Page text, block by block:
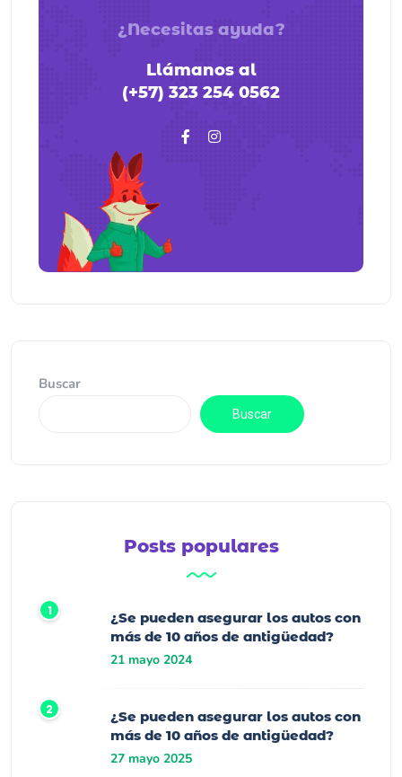
¿Necesitas ayuda?
Llámanos al
(+57) 323 254 0562
Buscar
Buscar
Posts populares
¿Se pueden asegurar los autos con
más de 10 años de antigüedad?
21 mayo 2024
¿Se pueden asegurar los autos con
más de 10 años de antigüedad?
27 mayo 2025